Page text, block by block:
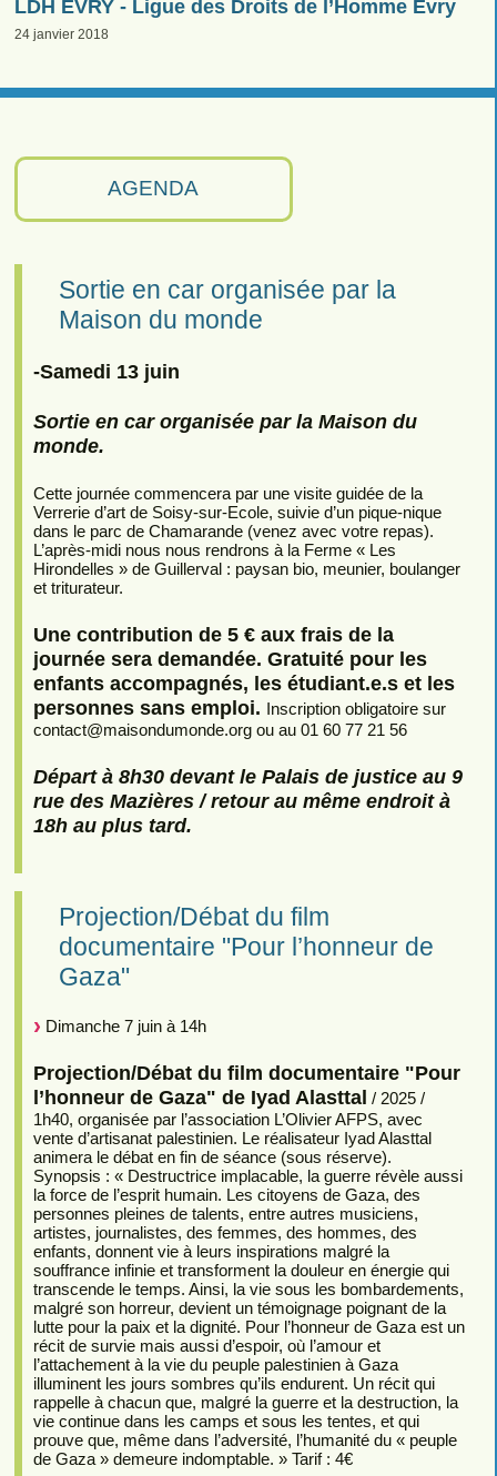
AGENDA
Sortie en car organisée par la
Maison du monde
-Samedi 13 juin
Sortie en car organisée par la Maison du
monde.
Cette journée commencera par une visite guidée de la
Verrerie d’art de Soisy-sur-Ecole, suivie d’un pique-nique
dans le parc de Chamarande (venez avec votre repas).
L’après-midi nous nous rendrons à la Ferme « Les
Hirondelles » de Guillerval : paysan bio, meunier, boulanger
et triturateur.
Une contribution de 5 € aux frais de la
journée sera demandée. Gratuité pour les
enfants accompagnés, les étudiant.e.s et les
personnes sans emploi. Inscription obligatoire sur
contact@maisondumonde.org ou au 01 60 77 21 56
Départ à 8h30 devant le Palais de justice au 9
rue des Mazières / retour au même endroit à
18h au plus tard.
Projection/Débat du film
documentaire "Pour l’honneur de
Gaza"
Dimanche 7 juin à 14h
Projection/Débat du film documentaire "Pour
l’honneur de Gaza" de Iyad Alasttal / 2025 /
1h40, organisée par l’association L’Olivier AFPS, avec
vente d’artisanat palestinien. Le réalisateur Iyad Alasttal
animera le débat en fin de séance (sous réserve).
Synopsis : « Destructrice implacable, la guerre révèle aussi
la force de l’esprit humain. Les citoyens de Gaza, des
personnes pleines de talents, entre autres musiciens,
artistes, journalistes, des femmes, des hommes, des
enfants, donnent vie à leurs inspirations malgré la
souffrance infinie et transforment la douleur en énergie qui
transcende le temps. Ainsi, la vie sous les bombardements,
malgré son horreur, devient un témoignage poignant de la
lutte pour la paix et la dignité. Pour l’honneur de Gaza est un
récit de survie mais aussi d’espoir, où l’amour et
l’attachement à la vie du peuple palestinien à Gaza
illuminent les jours sombres qu’ils endurent. Un récit qui
rappelle à chacun que, malgré la guerre et la destruction, la
vie continue dans les camps et sous les tentes, et qui
prouve que, même dans l’adversité, l’humanité du « peuple
de Gaza » demeure indomptable. » Tarif : 4€
LDH ÉVRY - Ligue des Droits de l’Homme Évry
24 janvier 2018